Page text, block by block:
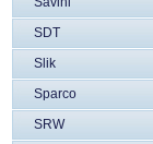
SDT
Slik
Sparco
SRW